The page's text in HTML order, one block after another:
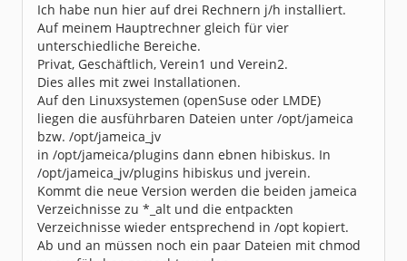
Ich habe nun hier auf drei Rechnern j/h installiert.
Auf meinem Hauptrechner gleich für vier
unterschiedliche Bereiche.
Privat, Geschäftlich, Verein1 und Verein2.
Dies alles mit zwei Installationen.
Auf den Linuxsystemen (openSuse oder LMDE)
liegen die ausführbaren Dateien unter /opt/jameica
bzw. /opt/jameica_jv
in /opt/jameica/plugins dann ebnen hibiskus. In
/opt/jameica_jv/plugins hibiskus und jverein.
Kommt die neue Version werden die beiden jameica
Verzeichnisse zu *_alt und die entpackten
Verzeichnisse wieder entsprechend in /opt kopiert.
Ab und an müssen noch ein paar Dateien mit chmod